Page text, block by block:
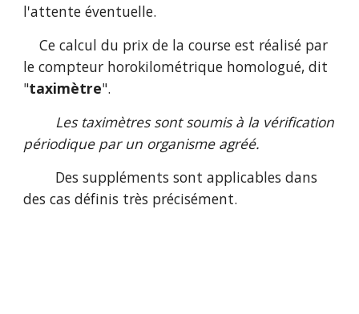
l'attente éventuelle.
Ce calcul du prix de la course est réalisé par
le compteur horokilométrique homologué, dit
"taximètre".
Les taximètres sont soumis à la vérification
périodique par un organisme agréé.
Des suppléments sont applicables dans
des cas définis très précisément.